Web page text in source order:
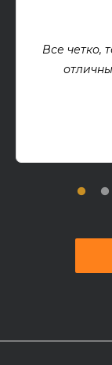
Все четко,